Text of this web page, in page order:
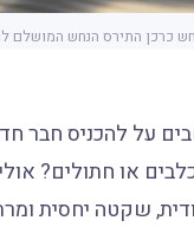
כרכן התירס הנחש המושלם
על להכניס חבר
או חתולים?
שקטה יחסית